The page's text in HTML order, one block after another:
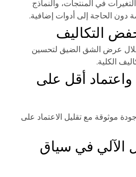
في المنتجات، والنماذج
دون الحاجة إلى أدوات إضافية.
التكاليف
عرض الشق الضيق لتحسين
الكلية.
أقل على
موثوقة مع تقليل الاعتماد على
الآلي في سياق